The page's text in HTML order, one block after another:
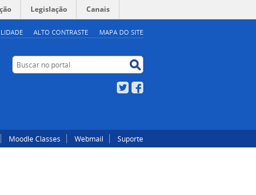
ALTO CONTRASTE MAPA DO SITE
Legislação Canais
Buscar no portal
Twitter
Moodle Classes Webmail Suporte